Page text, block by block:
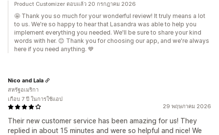
Product Customizer ตอบแล้ว 20 กรกฎาคม 2026
🤩 Thank you so much for your wonderful review! It truly means a lot
to us. We're so happy to hear that Lasandra was able to help you
implement everything you needed. We'll be sure to share your kind
words with her. 😊 Thank you for choosing our app, and we're always
here if you need anything. 💙
29 พฤษภาคม 2026
Their new customer service has been amazing for us! They
replied in about 15 minutes and were so helpful and nice! We
Nico and Lala
สหรัฐอเมริกา
เกือบ 7 ปี ในการใช้แอป